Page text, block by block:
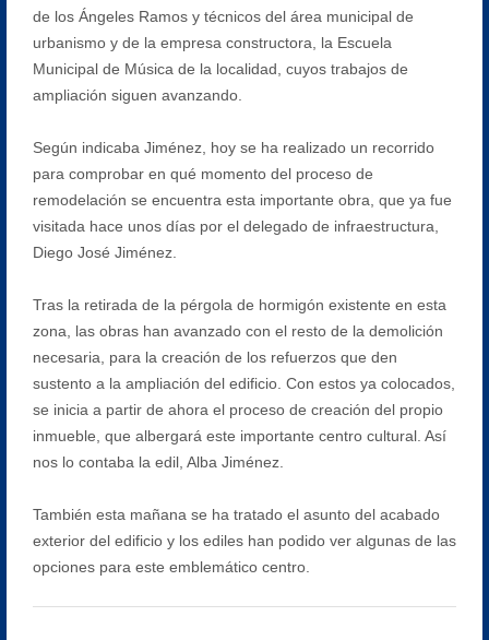
de los Ángeles Ramos y técnicos del área municipal de
urbanismo y de la empresa constructora, la Escuela
Municipal de Música de la localidad, cuyos trabajos de
ampliación siguen avanzando.
Según indicaba Jiménez, hoy se ha realizado un recorrido
para comprobar en qué momento del proceso de
remodelación se encuentra esta importante obra, que ya fue
visitada hace unos días por el delegado de infraestructura,
Diego José Jiménez.
Tras la retirada de la pérgola de hormigón existente en esta
zona, las obras han avanzado con el resto de la demolición
necesaria, para la creación de los refuerzos que den
sustento a la ampliación del edificio. Con estos ya colocados,
se inicia a partir de ahora el proceso de creación del propio
inmueble, que albergará este importante centro cultural. Así
nos lo contaba la edil, Alba Jiménez.
También esta mañana se ha tratado el asunto del acabado
exterior del edificio y los ediles han podido ver algunas de las
opciones para este emblemático centro.